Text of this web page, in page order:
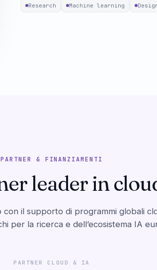
Research Machine learning
PARTNER & FINANZIAMENTI
leader in
il supporto di programmi globali
per la ricerca e dell’ecosistema IA
PARTNER CLOUD & IA